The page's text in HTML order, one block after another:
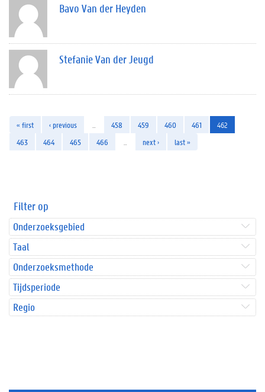
Bavo Van der Heyden
Stefanie Van der Jeugd
« first ‹ previous 458 459 460 461
462
463
464 465 466 next › last »
Filter op
Onderzoeksgebied
Taal
Onderzoeksmethode
Tijdsperiode
Regio